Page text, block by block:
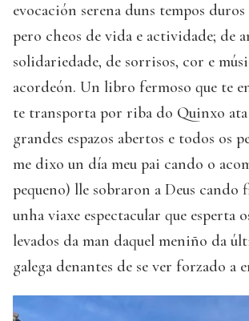
evocación serena duns tempos
pero cheos de vida e actividade; de
solidariedade, de sorrisos, cor e
acordeón. Un libro fermoso que te
te transporta por riba do Quinxo ata
grandes espazos abertos e todos os
me dixo un día meu pai cando o
pequeno) lle sobraron a Deus cando
unha viaxe espectacular que esperta
levados da man daquel meniño da
galega denantes de se ver forzado a